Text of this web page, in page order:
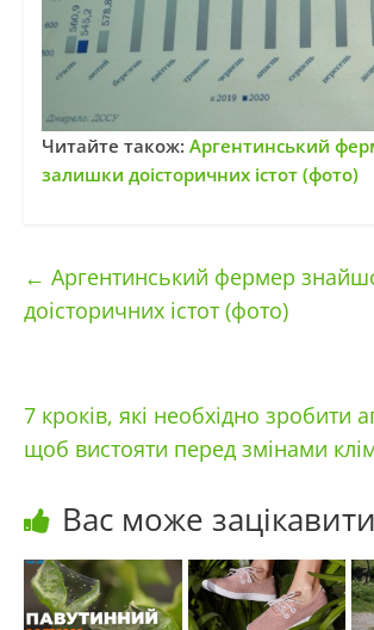
Читайте також: Аргентинський
залишки доісторичних істот (фото)
← Аргентинський фермер
доісторичних істот (фото)
7 кроків, які необхідно зробити
щоб вистояти перед змінами
Вас може